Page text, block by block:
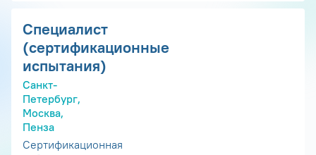
Специалист
(сертификационные
испытания)
Санкт-
Петербург,
Москва,
Пенза
Сертификационная